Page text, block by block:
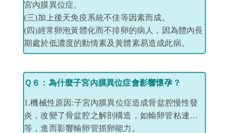
宮內膜異位症。
(三)加上後天免疫系統不佳等因素而成。
(四)經常卵泡黃體化而不排卵的病人，因為體內長
期處於低濃度的動情素及黃體素易造成此病。
Ｑ６ ：為什麼子宮內膜異位症會影響懷孕？
1.機械性原因:子宮內膜異位症造成骨盆腔慢性發
炎，改變了骨盆腔之解剖構造，如輸卵管粘連…
等，進而影響輸卵管抓卵能力。